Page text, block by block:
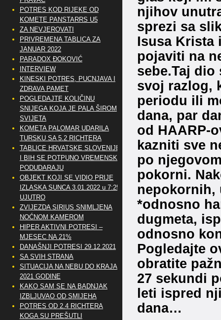
njihov
sprezi sa
Isusa Krista
pojaviti na
sebe.Taj dio
svoj razlog,
periodu ili
dana, par
od HAARP-
kazniti sve
po
pokorni.
nepokornih,
*odnosno
dugmeta,
odnosno
Pogledajte
obratite
27 sekundi
leti ispred
dana…
POTRES KOD RIJEKE OD
KOMETE PANSTARRS U5
ZA NEVJEROVATI
PRIVREMENA TABLICA ZA
JANUAR 2022
PARADOX ĐOKOVIĆ
INTERVIEW
KINESKI POTRES, PUCNJAVA I
ZDRAVA PAMET
POGLEDAJTE KOLIČINU
SNIJEGA KOJA JE PALA ŠIROM
SVIJETA
KOMETA PALOMAR UDARILA
TURSKU SA 5.2 RICHTERA
TABLICE HRVATSKE SLOVENIJE
I BIH SE POTPUNO VREMENSKI
PODUDARAJU
OBJEKT KOJI SE VIDIO PRIJE
IZLASKA SUNCA 3.01.2022 u 7:25
UJUTRO
ZVIJEZDA SIRIUS SNIMLJENA
NOĆNOM KAMEROM
HIPER AKTIVNI POTRESI –
MJESEC NA 21%
DANAŠNJI POTRESI 29.12.2021
SA SVIH STRANA
SITUACIJA NA NEBU DO KRAJA
2021 GODINE
KAKO SAM SE NA BADNJAK
IZBLJUVAO OD SMIJEHA
POTRES OD 2.4 RICHTERA
KOGA SU PREŠUTLI